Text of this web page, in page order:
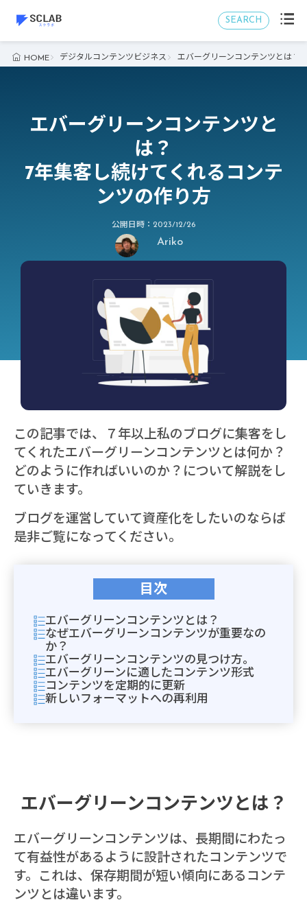
SEARCH
HOME デジタルコンテンツビジネス エバーグリーンコンテンツとは？
エバーグリーンコンテンツと
は？
7年集客し続けてくれるコンテ
ンツの作り方
公開日時：2023/12/26
Ariko
この記事では、７年以上私のブログに集客をし
てくれたエバーグリーンコンテンツとは何か？
どのように作ればいいのか？について解説をし
ていきます。
ブログを運営していて資産化をしたいのならば
是非ご覧になってください。
目次
エバーグリーンコンテンツとは？
なぜエバーグリーンコンテンツが重要なの
か？
エバーグリーンコンテンツの見つけ方。
エバーグリーンに適したコンテンツ形式
コンテンツを定期的に更新
新しいフォーマットへの再利用
エバーグリーンコンテンツとは？
エバーグリーンコンテンツは、長期間にわたっ
て有益性があるように設計されたコンテンツで
す。これは、保存期間が短い傾向にあるコンテ
ンツとは違います。